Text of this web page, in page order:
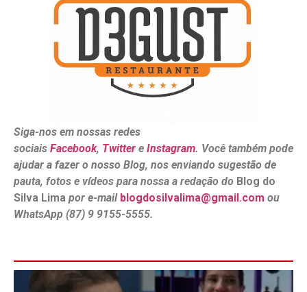
Siga-nos em nossas redes
sociais Facebook, Twitter e Instagram. Você também pode
ajudar a fazer o nosso Blog, nos enviando sugestão de
pauta, fotos e vídeos para nossa a redação do Blog do
Silva Lima por e-mail blogdosilvalima@gmail.com ou
WhatsApp (87) 9 9155-5555.